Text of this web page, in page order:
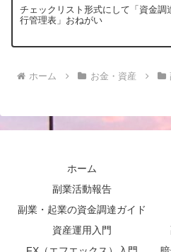
チェックリスト形式にして「資金調
行管理表」おねがい
ホーム お金・資産
ホーム
副業活動報告
副業・起業の資金調達ガイド
資産運用入門